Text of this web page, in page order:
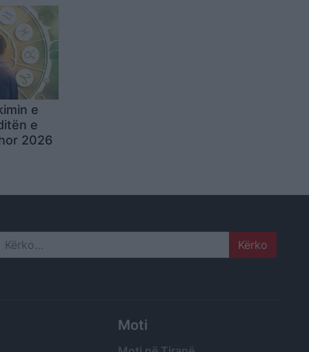
e
e
2026
Moti